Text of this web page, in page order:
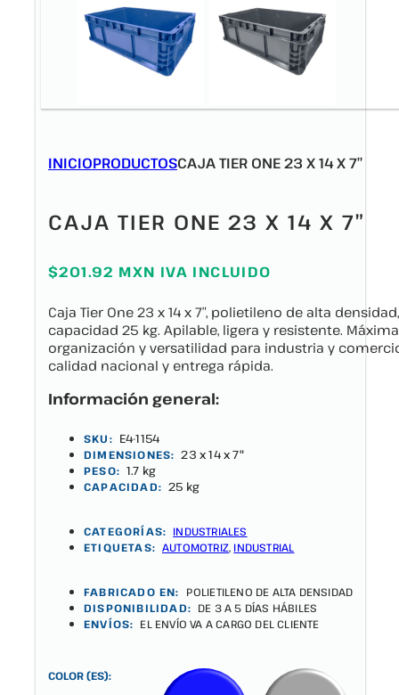
INICIOPRODUCTOSCAJA TIER ONE 23 X 14 X 7″
CAJA TIER ONE 23 X 14 X 7″
$201.92 MXN IVA INCLUIDO
Caja Tier One 23 x 14 x 7″, polietileno de alta densidad,
capacidad 25 kg. Apilable, ligera y resistente. Máxima
organización y versatilidad para industria y
calidad nacional y entrega rápida.
Información general:
SKU: E4-1154
DIMENSIONES: 23 x 14 x 7"
PESO: 1.7 kg
CAPACIDAD: 25 kg
CATEGORÍAS: INDUSTRIALES
ETIQUETAS: AUTOMOTRIZ, INDUSTRIAL
FABRICADO EN:
POLIETILENO DE ALTA DENSIDAD
DISPONIBILIDAD: DE 3 A 5 DÍAS HÁBILES
ENVÍOS: EL ENVÍO VA A CARGO DEL CLIENTE
COLOR (ES):